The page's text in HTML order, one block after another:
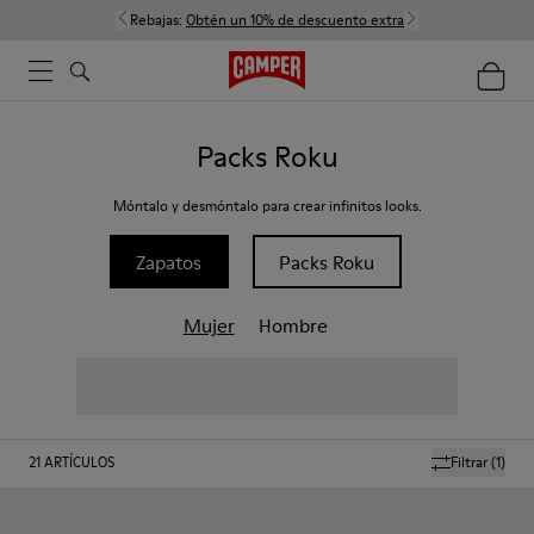
Rebajas: Obtén un 10% de descuento extra
Packs Roku
Móntalo y desmóntalo para crear infinitos looks.
Zapatos Packs Roku
Mujer Hombre
Filtrar(1)
21ARTÍCULOS